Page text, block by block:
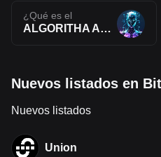
¿Qué es el
ALGORITHA AI(ALGOAI)
Nuevos listados en
Nuevos listados
Union